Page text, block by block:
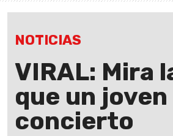
NOTICIAS
VIRAL: Mira
que un
concierto